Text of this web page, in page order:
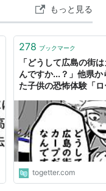
もっと見る
278 ブックマーク
「どうして広島の街
んですか...？」他県
た子供の恐怖体験「
togetter.com